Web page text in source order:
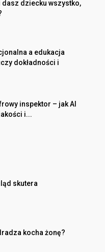
dasz dziecku wszystko,
a edukacja
dokładności i
inspektor – jak AI
i...
skutera
kocha żonę?